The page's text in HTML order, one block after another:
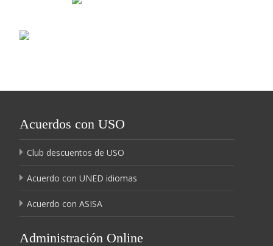
Acuerdos con USO
Club descuentos de USO
Acuerdo con UNED idiomas
Acuerdo con ASISA
Administración Online